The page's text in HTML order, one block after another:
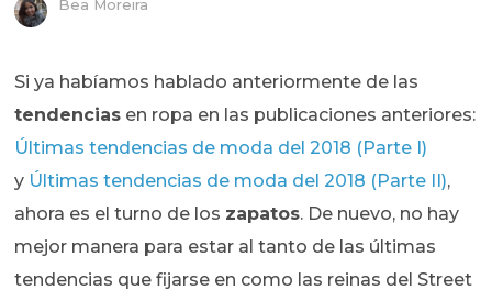
Bea Moreira
Si ya habíamos hablado anteriormente de las
tendencias en ropa en las publicaciones anteriores:
Últimas tendencias de moda del 2018 (Parte I)
y Últimas tendencias de moda del 2018 (Parte II),
ahora es el turno de los zapatos. De nuevo, no hay
mejor manera para estar al tanto de las últimas
tendencias que fijarse en como las reinas del Street